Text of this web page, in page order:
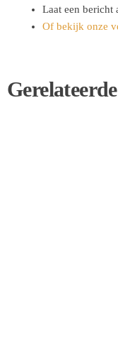
Laat een bericht
Of bekijk onze